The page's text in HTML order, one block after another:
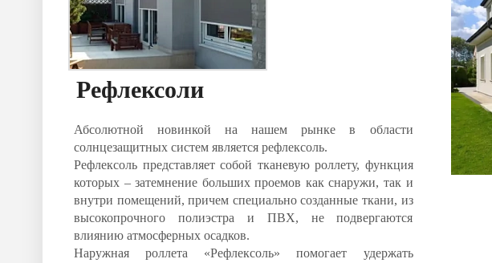
Рефлексоли
Абсолютной новинкой на нашем рынке в области
солнцезащитных систем является рефлексоль.
Рефлексоль представляет собой тканевую роллету, функция
которых – затемнение больших проемов как снаружи, так и
внутри помещений, причем специально созданные ткани, из
высокопрочного полиэстра и ПВХ, не подвергаются
влиянию атмосферных осадков.
Наружная роллета «Рефлексоль» помогает удержать